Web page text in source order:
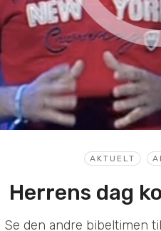
AKTUELT
Herrens dag
Se den andre bibeltimen